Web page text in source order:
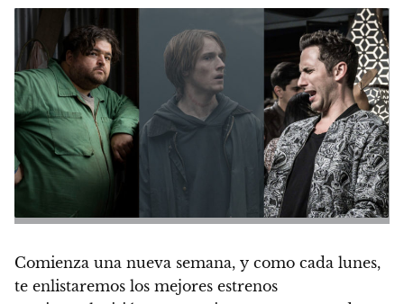
Comienza una nueva semana, y como cada lunes,
te enlistaremos los mejores estrenos